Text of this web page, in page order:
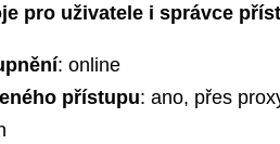
pro uživatele i správce
: online
přístupu: ano, přes